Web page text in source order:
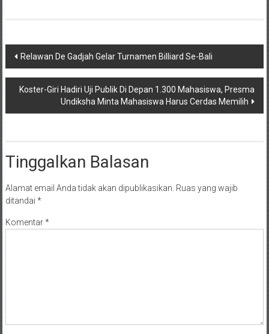
Navigasi
pos
Relawan De Gadjah Gelar Turnamen Billiard Se-Bali
Koster-Giri Hadiri Uji Publik Di Depan 1.300 Mahasiswa, Presma
Undiksha Minta Mahasiswa Harus Cerdas Memilih
Tinggalkan Balasan
Alamat email Anda tidak akan dipublikasikan. Ruas yang wajib
ditandai *
Komentar*